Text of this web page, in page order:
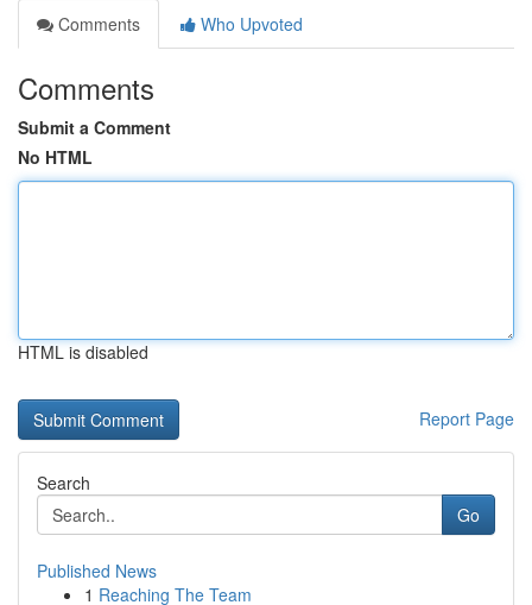
Comments
Who Upvoted
Comments
Submit a Comment
No HTML
HTML is disabled
Report Page
Search
Go
Published News
1 Reaching The Team